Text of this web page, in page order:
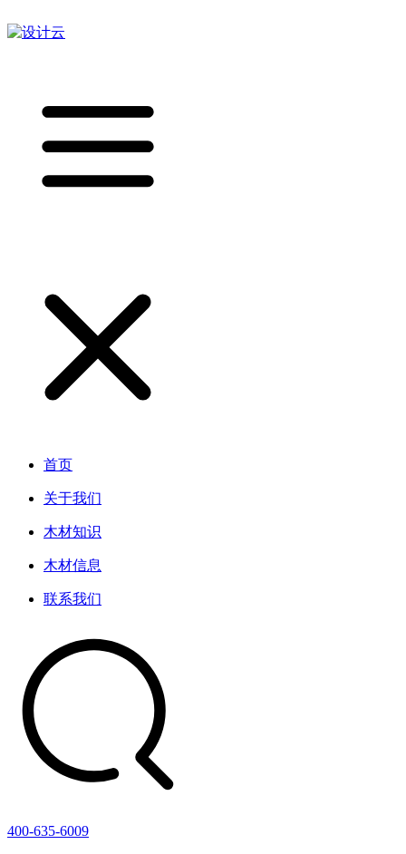
首页
关于我们
木材知识
木材信息
联系我们
400-635-6009